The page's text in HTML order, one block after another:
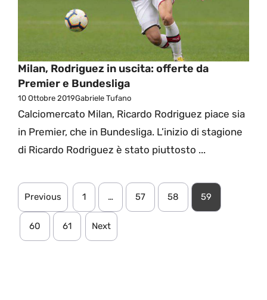
Milan, Rodriguez in uscita: offerte da
Premier e Bundesliga
10 Ottobre 2019Gabriele Tufano
Calciomercato Milan, Ricardo Rodriguez piace sia
in Premier, che in Bundesliga. L’inizio di stagione
di Ricardo Rodriguez è stato piuttosto ...
Previous 1 … 57 58 59
60 61 Next